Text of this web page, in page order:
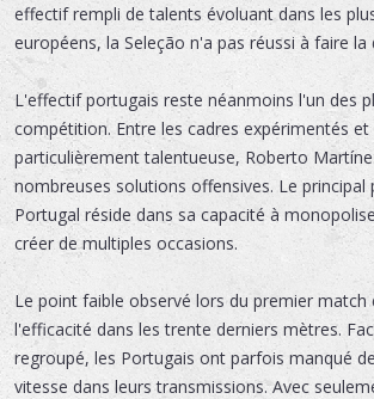
effectif rempli de talents évoluant dans les
européens, la Seleção n'a pas réussi à faire la
L'effectif portugais reste néanmoins l'un des
compétition. Entre les cadres expérimentés
particulièrement talentueuse, Roberto
nombreuses solutions offensives. Le
Portugal réside dans sa capacité à
créer de multiples occasions.
Le point faible observé lors du premier
l'efficacité dans les trente derniers mètres.
regroupé, les Portugais ont parfois manqué
vitesse dans leurs transmissions. Avec